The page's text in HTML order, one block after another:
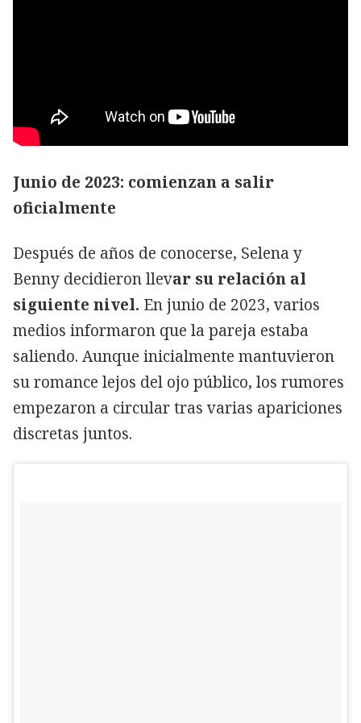
Junio de 2023: comienzan a salir
oficialmente
Después de años de conocerse, Selena y
Benny decidieron llevar su relación al
siguiente nivel. En junio de 2023, varios
medios informaron que la pareja estaba
saliendo. Aunque inicialmente mantuvieron
su romance lejos del ojo público, los rumores
empezaron a circular tras varias apariciones
discretas juntos.